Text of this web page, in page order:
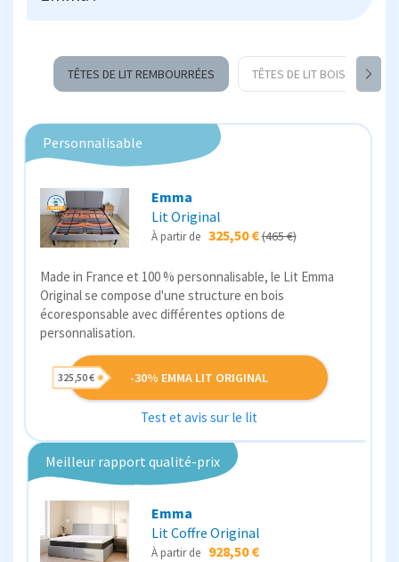
TÊTES DE LIT REMBOURRÉES TÊTES DE LIT BOIS
Personnalisable
Emma
Lit Original
À partir de 325,50 €(465 €)
Made in France et 100 % personnalisable, le Lit Emma
Original se compose d'une structure en bois
écoresponsable avec différentes options de
personnalisation.
-30% EMMA LIT ORIGINAL
325,50 €
Test et avis sur le lit
Meilleur rapport qualité-prix
Emma
Lit Coffre Original
À partir de 928,50 €